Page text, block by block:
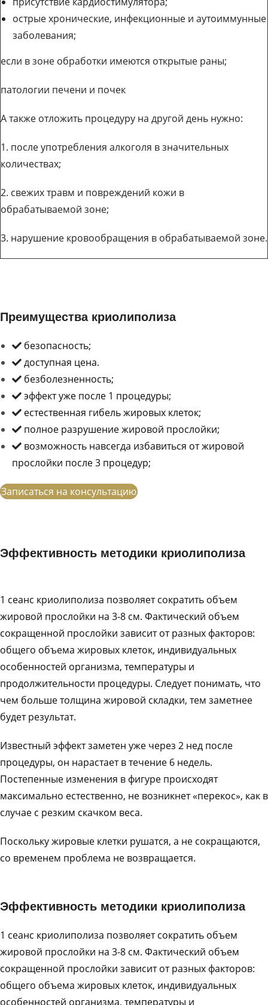
острые хронические, инфекционные и аутоиммунные
заболевания;
если в зоне обработки имеются открытые раны;
патологии печени и почек
А также отложить процедуру на другой день нужно:
1. после употребления алкоголя в значительных
количествах;
2. свежих травм и повреждений кожи в
обрабатываемой зоне;
3. нарушение кровообращения в обрабатываемой зоне.
Преимущества криолиполиза
безопасность;
доступная цена.
безболезненность;
эффект уже после 1 процедуры;
естественная гибель жировых клеток;
полное разрушение жировой прослойки;
возможность навсегда избавиться от жировой
прослойки после 3 процедур;
Записаться на консультацию
Эффективность методики криолиполиза
1 сеанс криолиполиза позволяет сократить объем
жировой прослойки на 3-8 см. Фактический объем
сокращенной прослойки зависит от разных факторов:
общего объема жировых клеток, индивидуальных
особенностей организма, температуры и
продолжительности процедуры. Следует понимать, что
чем больше толщина жировой складки, тем заметнее
будет результат.
Известный эффект заметен уже через 2 нед после
процедуры, он нарастает в течение 6 недель.
Постепенные изменения в фигуре происходят
максимально естественно, не возникнет «перекос», как в
случае с резким скачком веса.
Поскольку жировые клетки рушатся, а не сокращаются,
со временем проблема не возвращается.
Эффективность методики криолиполиза
1 сеанс криолиполиза позволяет сократить объем
жировой прослойки на 3-8 см. Фактический объем
сокращенной прослойки зависит от разных факторов:
общего объема жировых клеток, индивидуальных
особенностей организма, температуры и